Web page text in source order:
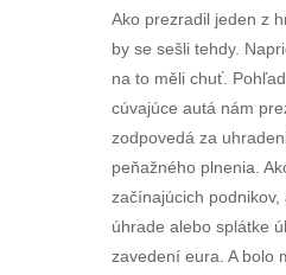
Ako prezradil jeden z
by se sešli tehdy.
na to měli chuť.
cúvajúce autá nám
zodpovedá za
peňažného plnenia.
začínajúcich podnikov,
úhrade alebo splátke
zavedení eura. A bolo